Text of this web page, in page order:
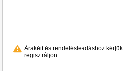
Árakért és rendelésleadáshoz kérjük
regisztráljon.